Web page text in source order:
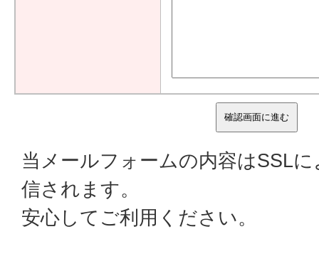
当メールフォームの内容はSSL
信されます。
安心してご利用ください。